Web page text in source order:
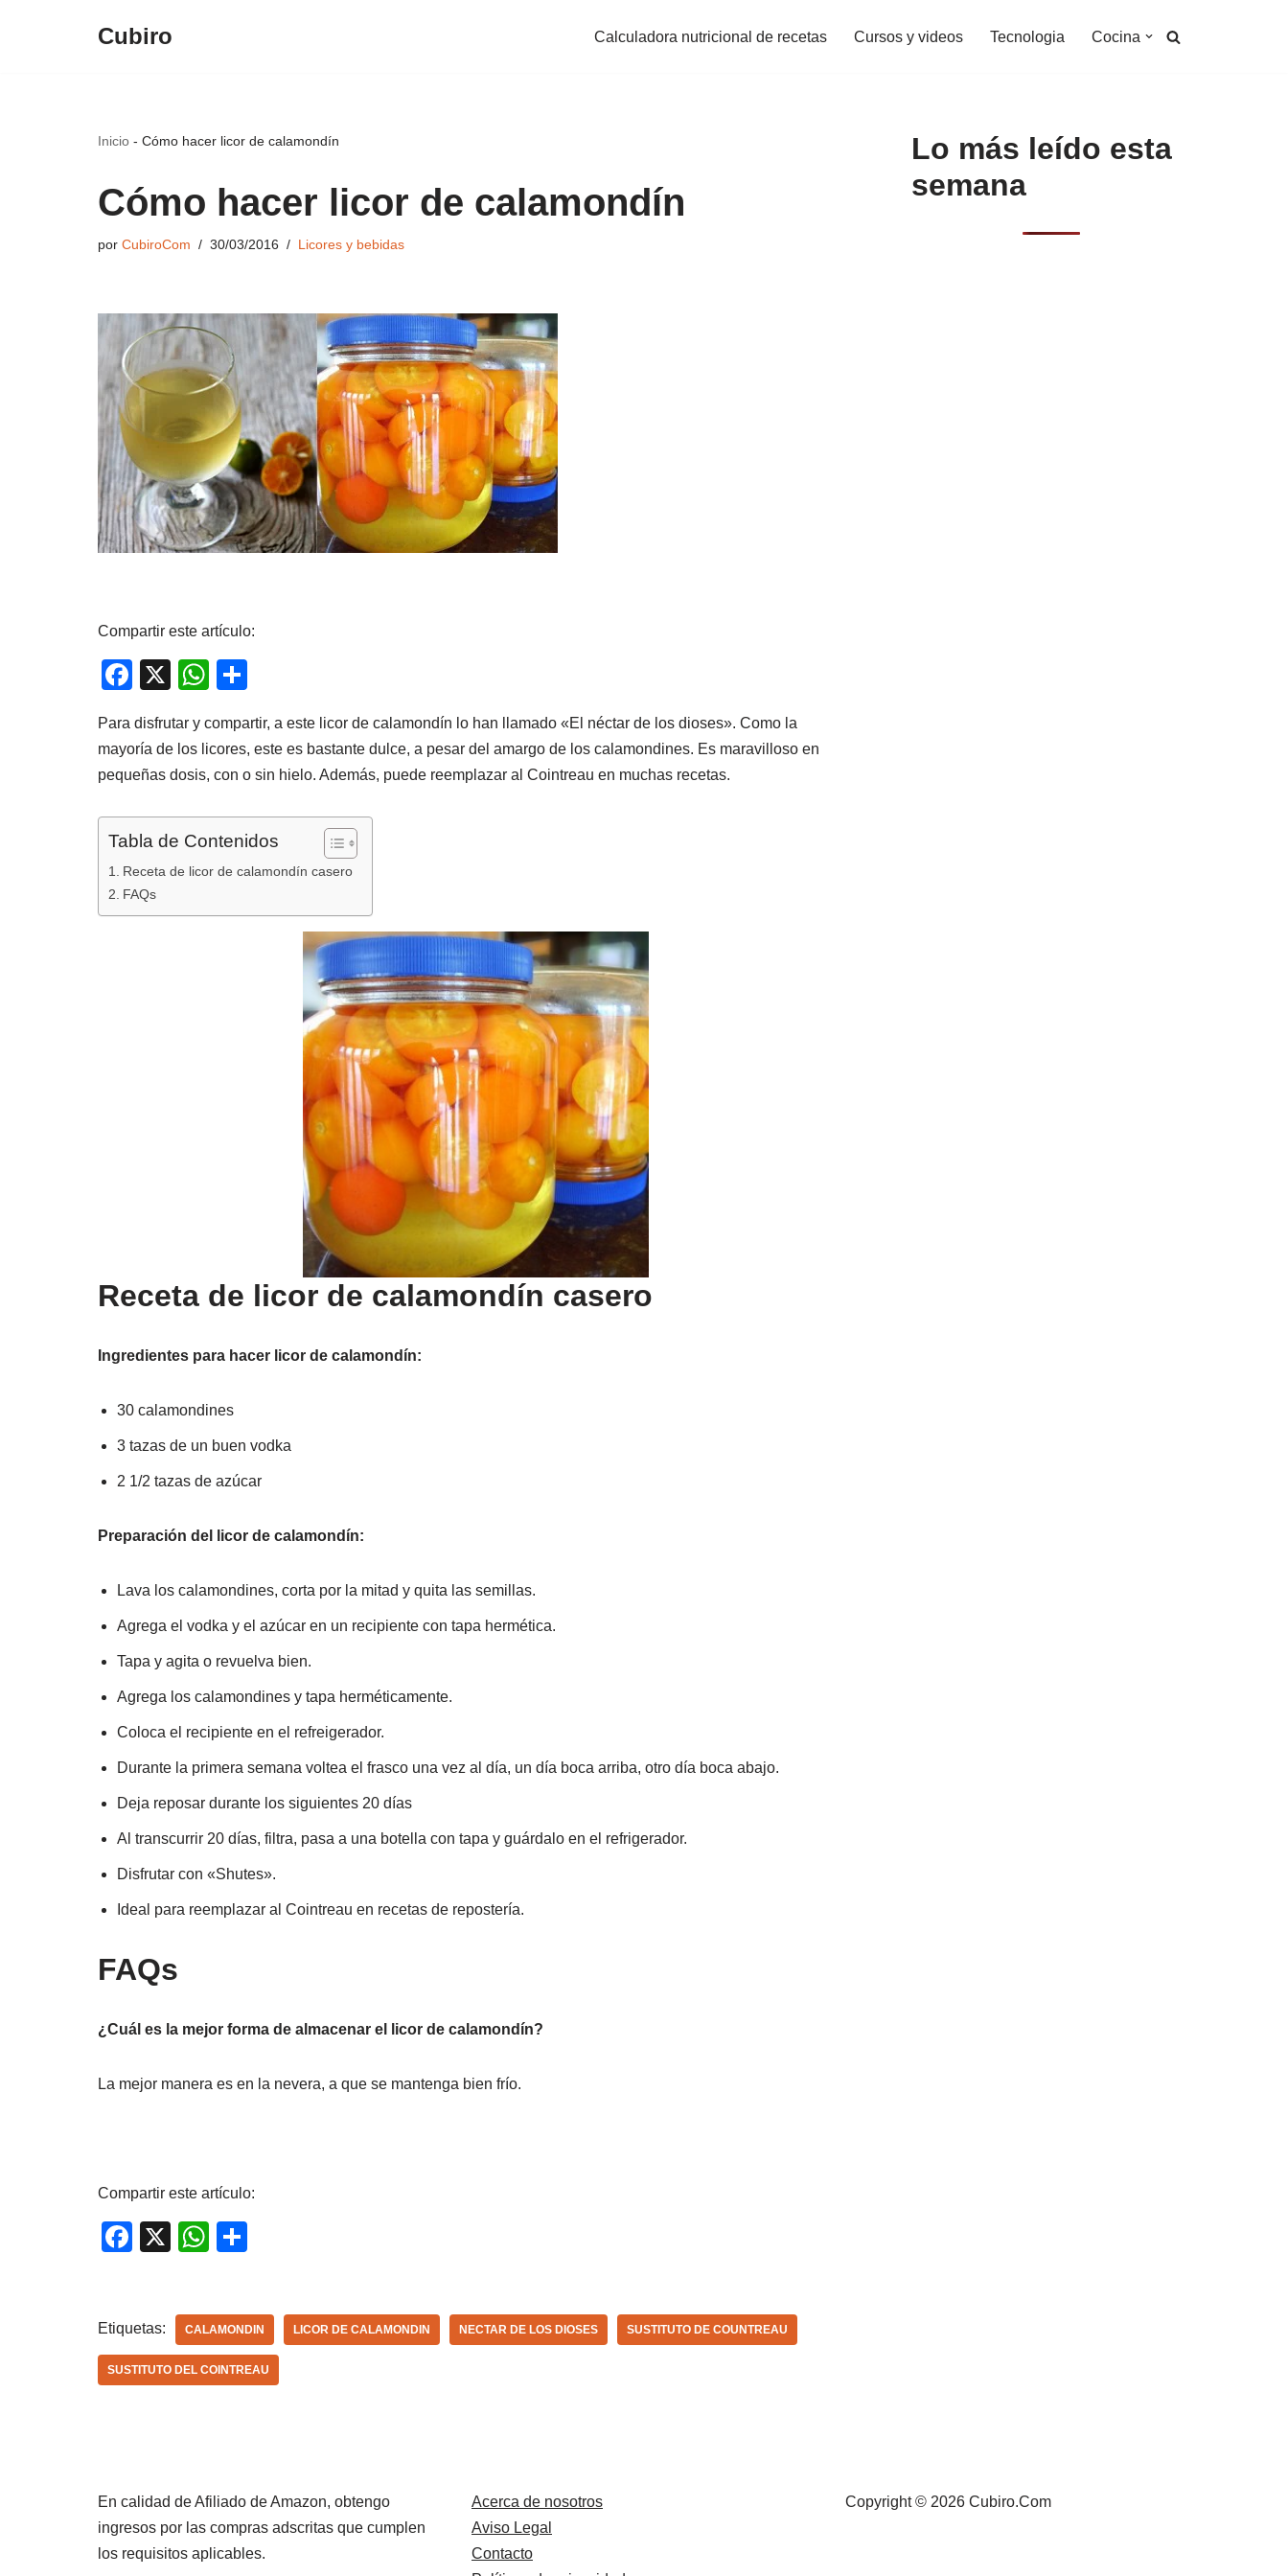
Cubiro Calculadora nutricional de recetas Cursos y videos Tecnologia Cocina
Inicio - Cómo hacer licor de calamondín
Cómo hacer licor de calamondín
por CubiroCom 30/03/2016 Licores y bebidas
Compartir este artículo:
F
c
e
o
o
k
X
W
at
s
p
p
m
p
tir
Para disfrutar y compartir, a este licor de calamondín lo han llamado «El néctar de los dioses». Como la
mayoría de los licores, este es bastante dulce, a pesar del amargo de los calamondines. Es maravilloso en
pequeñas dosis, con o sin hielo. Además, puede reemplazar al Cointreau en muchas recetas.
Tabla de Contenidos
Receta de licor de calamondín casero
FAQs
Receta de licor de calamondín casero
Ingredientes para hacer licor de calamondín:
30 calamondines
3 tazas de un buen vodka
2 1/2 tazas de azúcar
Preparación del licor de calamondín:
Lava los calamondines, corta por la mitad y quita las semillas.
Agrega el vodka y el azúcar en un recipiente con tapa hermética.
Tapa y agita o revuelva bien.
Agrega los calamondines y tapa herméticamente.
Coloca el recipiente en el refreigerador.
Durante la primera semana voltea el frasco una vez al día, un día boca arriba, otro día boca abajo.
Deja reposar durante los siguientes 20 días
Al transcurrir 20 días, filtra, pasa a una botella con tapa y guárdalo en el refrigerador.
Disfrutar con «Shutes».
Ideal para reemplazar al Cointreau en recetas de repostería.
FAQs
¿Cuál es la mejor forma de almacenar el licor de calamondín?
La mejor manera es en la nevera, a que se mantenga bien frío.
Compartir este artículo:
F
e
b
o
X
W
s
A
p
p
ar
tir
Etiquetas: CALAMONDIN LICOR DE CALAMONDIN NECTAR DE LOS DIOSES SUSTITUTO DE COUNTREAU
SUSTITUTO DEL COINTREAU
Lo más leído esta
semana
En calidad de Afiliado de Amazon, obtengo
ingresos por las compras adscritas que cumplen
los requisitos aplicables.
Acerca de nosotros
Aviso Legal
Contacto
Copyright © 2026 Cubiro.Com